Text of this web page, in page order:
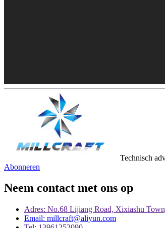
Technisch
Abonneren
Neem contact met ons op
Adres: No.68 Lijiang Road, Xixiashu
Email: millcraft@aliyun.com